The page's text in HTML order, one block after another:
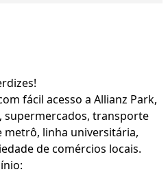
fácil acesso a Allianz Park,
supermercados, transporte
metrô, linha universitária,
de comércios locais.